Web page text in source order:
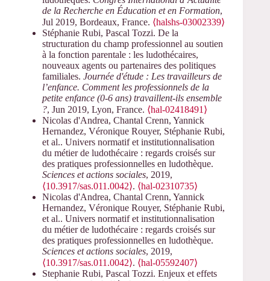
de la Recherche en Éducation et en Formation,
Jul 2019, Bordeaux, France. ⟨halshs-03002339⟩
Stéphanie Rubi, Pascal Tozzi. De la
structuration du champ professionnel au soutien
à la fonction parentale : les ludothécaires,
nouveaux agents ou partenaires des politiques
familiales. Journée d'étude : Les travailleurs de
l’enfance. Comment les professionnels de la
petite enfance (0-6 ans) travaillent-ils ensemble
?, Jun 2019, Lyon, France. ⟨hal-02418491⟩
Nicolas d'Andrea, Chantal Crenn, Yannick
Hernandez, Véronique Rouyer, Stéphanie Rubi,
et al.. Univers normatif et institutionnalisation
du métier de ludothécaire : regards croisés sur
des pratiques professionnelles en ludothèque.
Sciences et actions sociales, 2019,
⟨10.3917/sas.011.0042⟩. ⟨hal-02310735⟩
Nicolas d'Andrea, Chantal Crenn, Yannick
Hernandez, Véronique Rouyer, Stéphanie Rubi,
et al.. Univers normatif et institutionnalisation
du métier de ludothécaire : regards croisés sur
des pratiques professionnelles en ludothèque.
Sciences et actions sociales, 2019,
⟨10.3917/sas.011.0042⟩. ⟨hal-05592407⟩
Stephanie Rubi, Pascal Tozzi. Enjeux et effets